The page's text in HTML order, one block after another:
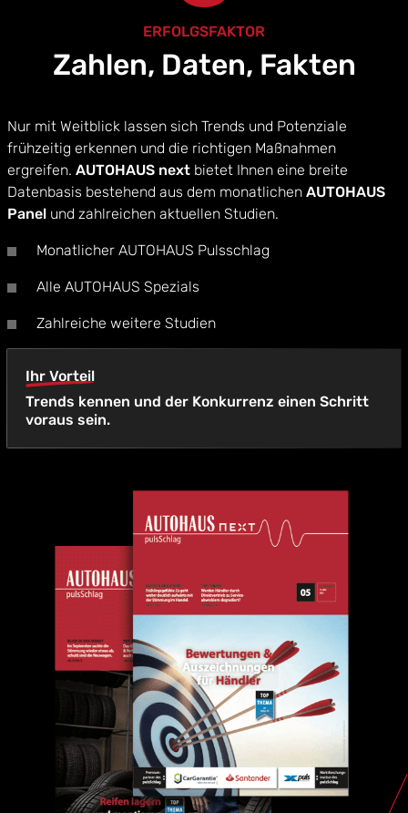
ERFOLGSFAKTOR
Zahlen, Daten, Fakten
Nur mit Weitblick lassen sich Trends und Potenziale
frühzeitig erkennen und die richtigen Maßnahmen
ergreifen. AUTOHAUS next bietet Ihnen eine breite
Datenbasis bestehend aus dem monatlichen AUTOHAUS
Panel und zahlreichen aktuellen Studien.
Monatlicher AUTOHAUS Pulsschlag
Alle AUTOHAUS Spezials
Zahlreiche weitere Studien
Ihr Vorteil
Trends kennen und der Konkurrenz einen Schritt
voraus sein.